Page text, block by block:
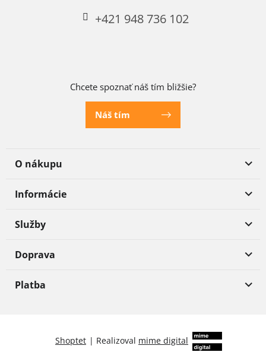
+421 948 736 102
Chcete spoznať náš tím bližšie?
Náš tím
O nákupu
Informácie
Služby
Doprava
Platba
Shoptet | Realizoval mime digital